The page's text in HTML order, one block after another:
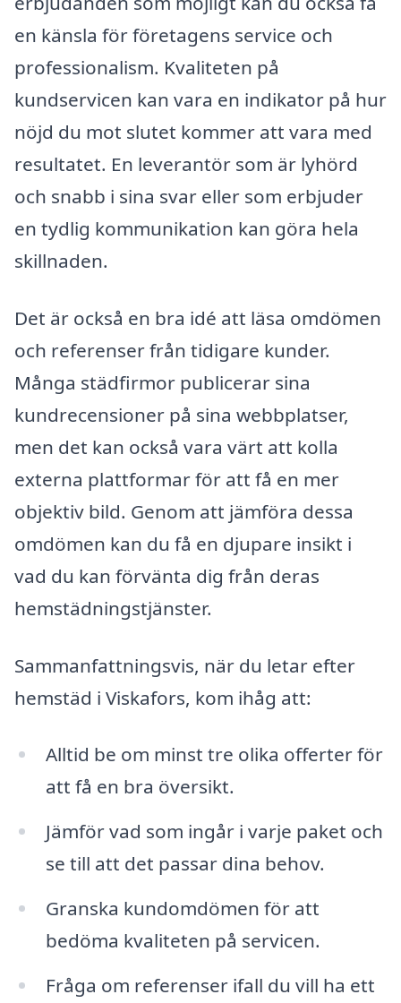
en känsla för företagens service och
professionalism. Kvaliteten på
kundservicen kan vara en indikator på hur
nöjd du mot slutet kommer att vara med
resultatet. En leverantör som är lyhörd
och snabb i sina svar eller som erbjuder
en tydlig kommunikation kan göra hela
skillnaden.
Det är också en bra idé att läsa omdömen
och referenser från tidigare kunder.
Många städfirmor publicerar sina
kundrecensioner på sina webbplatser,
men det kan också vara värt att kolla
externa plattformar för att få en mer
objektiv bild. Genom att jämföra dessa
omdömen kan du få en djupare insikt i
vad du kan förvänta dig från deras
hemstädningstjänster.
Sammanfattningsvis, när du letar efter
hemstäd i Viskafors, kom ihåg att:
Alltid be om minst tre olika offerter för
att få en bra översikt.
Jämför vad som ingår i varje paket och
se till att det passar dina behov.
Granska kundomdömen för att
bedöma kvaliteten på servicen.
Fråga om referenser ifall du vill ha ett